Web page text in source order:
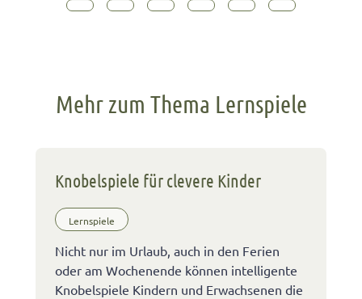
Mehr zum Thema Lernspiele
Knobelspiele für clevere Kinder
Lernspiele
Nicht nur im Urlaub, auch in den Ferien
oder am Wochenende können intelligente
Knobelspiele Kindern und Erwachsenen die